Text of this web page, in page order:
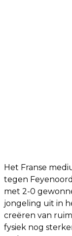
Het Franse
tegen
met 2-0
jongeling uit in
creëren van
fysiek nog